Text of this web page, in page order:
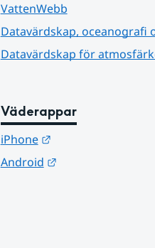
VattenWebb
Datavärdskap, oceanografi
Datavärdskap för
Väderappar
iPhone
Länk till annan
Android
Länk till annan